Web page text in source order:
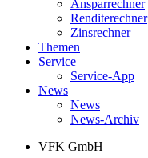
Ansparrechner
Renditerechner
Zinsrechner
Themen
Service
Service-App
News
News
News-Archiv
VFK GmbH